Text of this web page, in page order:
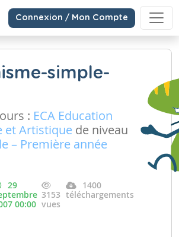
Connexion / Mon Compte
simple-
: ECA Education
et Artistique de niveau
– Première année
29
00:00
3153
vues
1400
téléchargements